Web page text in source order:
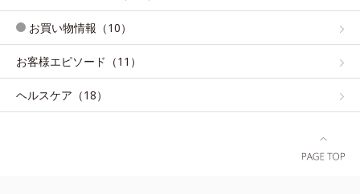
お買い物情報（10）
お客様エピソード（11）
ヘルスケア（18）